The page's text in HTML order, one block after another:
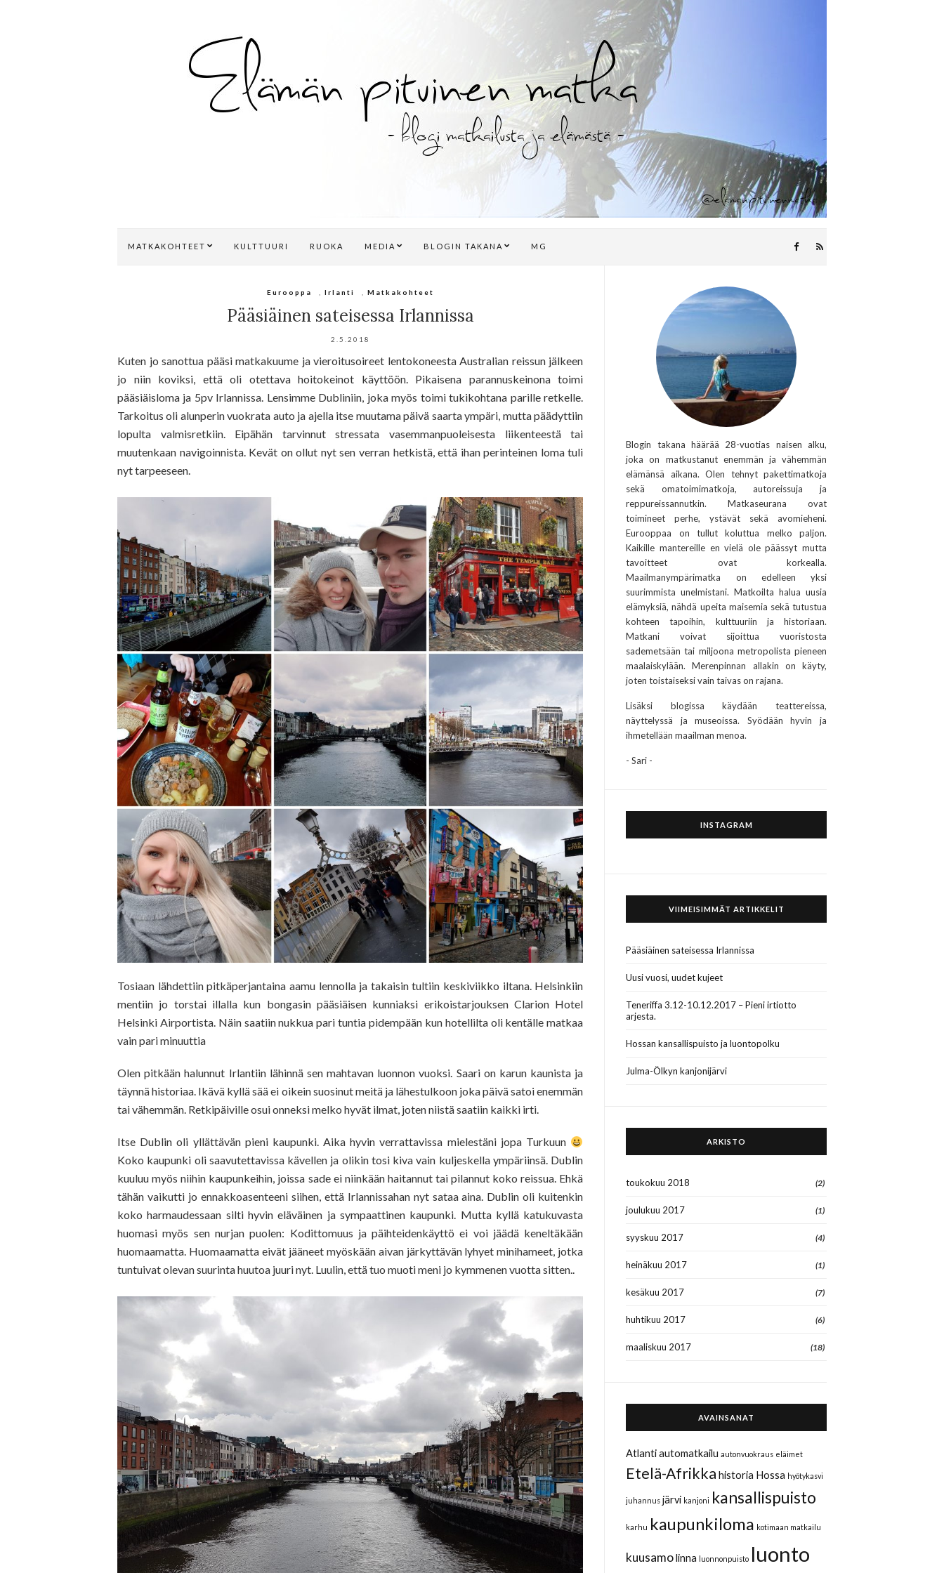
MATKAKOHTEET KULTTUURI RUOKA MEDIA BLOGIN TAKANA MG
Eurooppa Irlanti Matkakohteet
Pääsiäinen sateisessa Irlannissa
2.5.2018
Kuten jo sanottua pääsi matkakuume ja vieroitusoireet lentokoneesta Australian reissun jälkeen
jo niin koviksi, että oli otettava hoitokeinot käyttöön. Pikaisena parannuskeinona toimi
pääsiäisloma ja 5pv Irlannissa. Lensimme Dubliniin, joka myös toimi tukikohtana parille retkelle.
Tarkoitus oli alunperin vuokrata auto ja ajella itse muutama päivä saarta ympäri, mutta päädyttiin
lopulta valmisretkiin. Eipähän tarvinnut stressata vasemmanpuoleisesta liikenteestä tai
muutenkaan navigoinnista. Kevät on ollut nyt sen verran hetkistä, että ihan perinteinen loma tuli
nyt tarpeeseen.
Tosiaan lähdettiin pitkäperjantaina aamu lennolla ja takaisin tultiin keskiviikko iltana. Helsinkiin
mentiin jo torstai illalla kun bongasin pääsiäisen kunniaksi erikoistarjouksen Clarion Hotel
Helsinki Airportista. Näin saatiin nukkua pari tuntia pidempään kun hotellilta oli kentälle matkaa
vain pari minuuttia
Olen pitkään halunnut Irlantiin lähinnä sen mahtavan luonnon vuoksi. Saari on karun kaunista ja
täynnä historiaa. Ikävä kyllä sää ei oikein suosinut meitä ja lähestulkoon joka päivä satoi enemmän
tai vähemmän. Retkipäiville osui onneksi melko hyvät ilmat, joten niistä saatiin kaikki irti.
Itse Dublin oli yllättävän pieni kaupunki. Aika hyvin verrattavissa mielestäni jopa Turkuun
Koko kaupunki oli saavutettavissa kävellen ja olikin tosi kiva vain kuljeskella ympäriinsä. Dublin
kuuluu myös niihin kaupunkeihin, joissa sade ei niinkään haitannut tai pilannut koko reissua. Ehkä
tähän vaikutti jo ennakkoasenteeni siihen, että Irlannissahan nyt sataa aina. Dublin oli kuitenkin
koko harmaudessaan silti hyvin eläväinen ja sympaattinen kaupunki. Mutta kyllä katukuvasta
huomasi myös sen nurjan puolen: Kodittomuus ja päihteidenkäyttö ei voi jäädä keneltäkään
huomaamatta. Huomaamatta eivät jääneet myöskään aivan järkyttävän lyhyet minihameet, jotka
tuntuivat olevan suurinta huutoa juuri nyt. Luulin, että tuo muoti meni jo kymmenen vuotta sitten..
Blogin takana häärää 28-vuotias naisen alku,
joka on matkustanut enemmän ja vähemmän
elämänsä aikana. Olen tehnyt pakettimatkoja
sekä omatoimimatkoja, autoreissuja ja
reppureissannutkin. Matkaseurana ovat
toimineet perhe, ystävät sekä avomieheni.
Eurooppaa on tullut koluttua melko paljon.
Kaikille mantereille en vielä ole päässyt mutta
tavoitteet ovat korkealla.
Maailmanympärimatka on edelleen yksi
suurimmista unelmistani. Matkoilta halua uusia
elämyksiä, nähdä upeita maisemia sekä tutustua
kohteen tapoihin, kulttuuriin ja historiaan.
Matkani voivat sijoittua vuoristosta
sademetsään tai miljoona metropolista pieneen
maalaiskylään. Merenpinnan allakin on käyty,
joten toistaiseksi vain taivas on rajana.
Lisäksi blogissa käydään teattereissa,
näyttelyssä ja museoissa. Syödään hyvin ja
ihmetellään maailman menoa.
- Sari -
INSTAGRAM
VIIMEISIMMÄT ARTIKKELIT
Pääsiäinen sateisessa Irlannissa
Uusi vuosi, uudet kujeet
Teneriffa 3.12-10.12.2017 – Pieni irtiotto
arjesta.
Hossan kansallispuisto ja luontopolku
Julma-Ölkyn kanjonijärvi
ARKISTO
toukokuu 2018 (2)
joulukuu 2017 (1)
syyskuu 2017 (4)
heinäkuu 2017 (1)
kesäkuu 2017 (7)
huhtikuu 2017 (6)
maaliskuu 2017 (18)
AVAINSANAT
Atlantiautomatkailu autonvuokraus eläimet
Etelä-Afrikka historia Hossa hyötykasvi
juhannus järvi kanjoni kansallispuisto
karhu kaupunkiloma kotimaan matkailu
kuusamolinna luonnonpuisto luonto